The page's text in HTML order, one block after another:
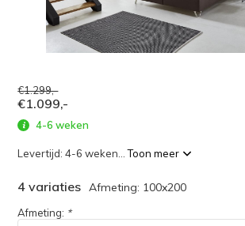
€1.299,-
€1.099,-
4-6 weken
Levertijd: 4-6 weken...Toon meer
4 variaties Afmeting: 100x200
Afmeting: *